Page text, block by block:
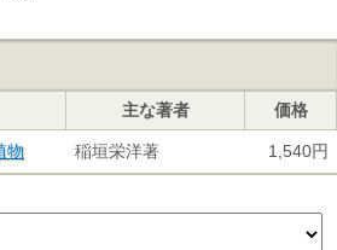
主な著者 価格
物 稲垣栄洋著 1,540円